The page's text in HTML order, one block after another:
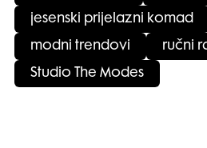
jesenski prijelazni komad
modni trendovi ručni
Studio The Modes